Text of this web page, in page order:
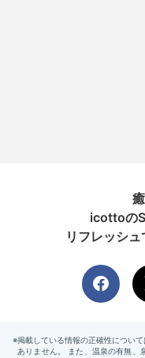
icottoの
リフレッシ